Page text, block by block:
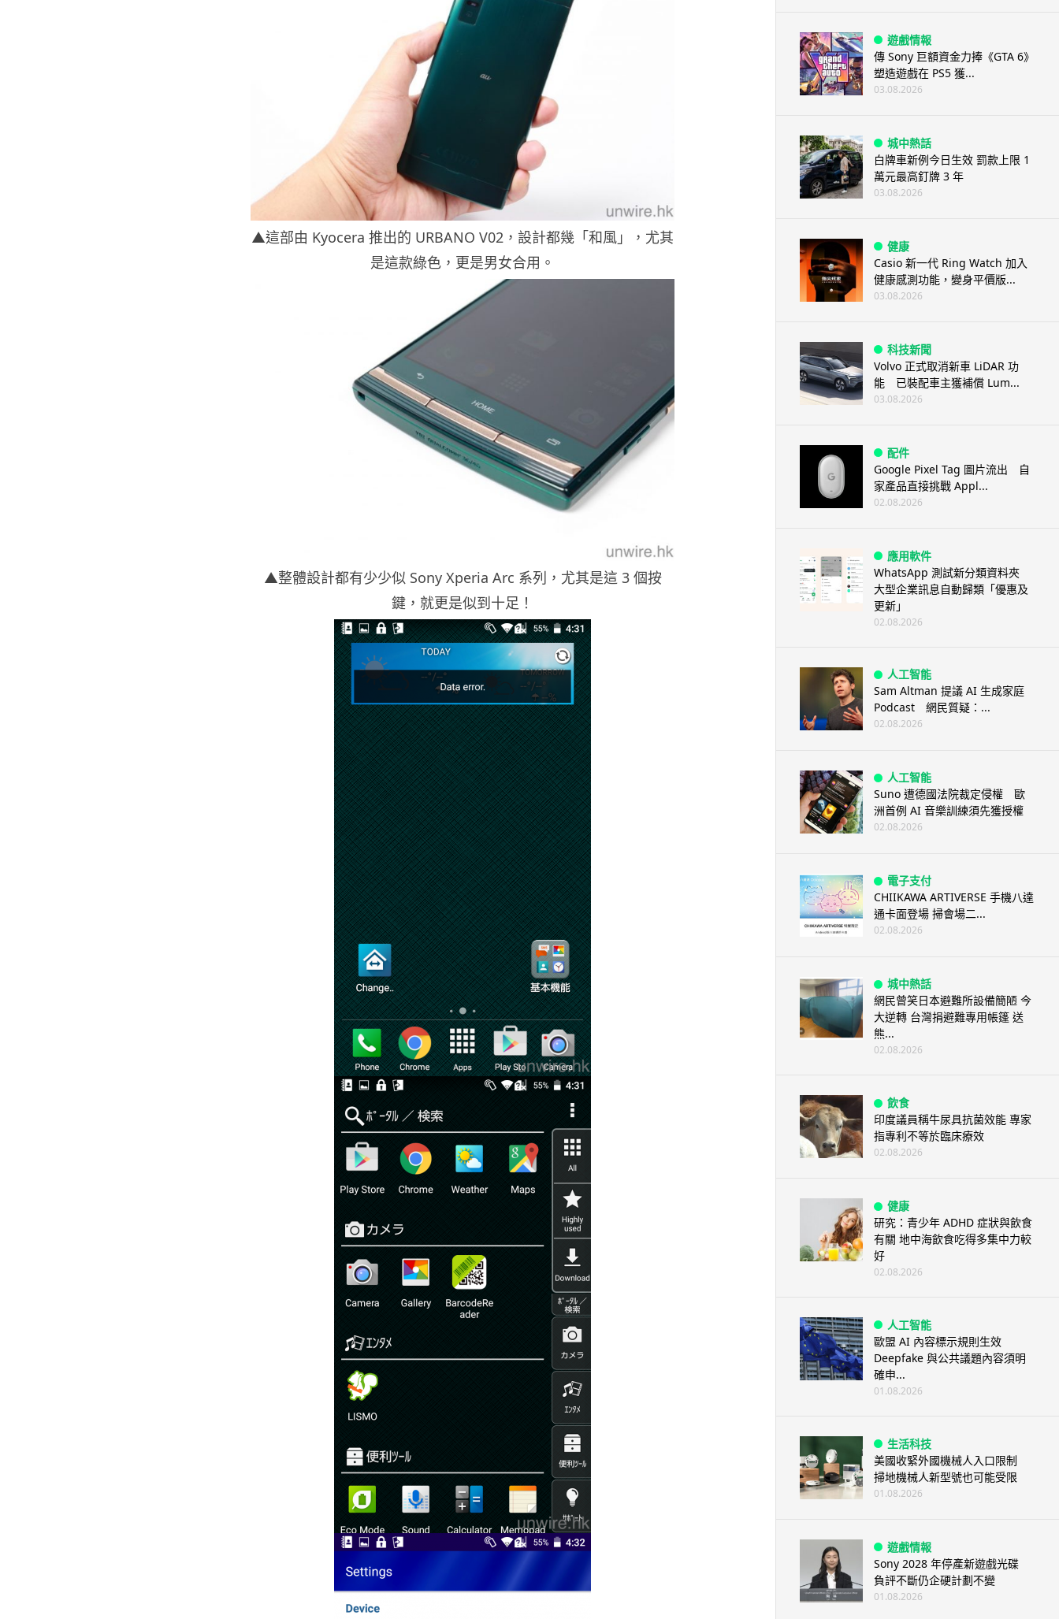
▲這部由 Kyocera 推出的 URBANO V02，設計都幾「和風」，尤其
是這款綠色，更是男女合用。
▲整體設計都有少少似 Sony Xperia Arc 系列，尤其是這 3 個按
鍵，就更是似到十足！
遊戲情報
傳 Sony 巨額資金力捧《GTA 6》
塑造遊戲在 PS5 獲...
03.08.2026
城中熱話
白牌車新例今日生效 罰款上限 1
萬元最高釘牌 3 年
03.08.2026
健康
Casio 新一代 Ring Watch 加入
健康感測功能，變身平價版...
03.08.2026
科技新聞
Volvo 正式取消新車 LiDAR 功
能 已裝配車主獲補償 Lum...
03.08.2026
配件
Google Pixel Tag 圖片流出 自
家產品直接挑戰 Appl...
02.08.2026
應用軟件
WhatsApp 測試新分類資料夾
大型企業訊息自動歸類「優惠及
更新」
02.08.2026
人工智能
Sam Altman 提議 AI 生成家庭
Podcast 網民質疑：...
02.08.2026
人工智能
Suno 遭德國法院裁定侵權 歐
洲首例 AI 音樂訓練須先獲授權
02.08.2026
電子支付
CHIIKAWA ARTIVERSE 手機八達
通卡面登場 掃會場二...
02.08.2026
城中熱話
網民曾笑日本避難所設備簡陋 今
大逆轉 台灣捐避難專用帳篷 送
熊...
02.08.2026
飲食
印度議員稱牛尿具抗菌效能 專家
指專利不等於臨床療效
02.08.2026
健康
研究：青少年 ADHD 症狀與飲食
有關 地中海飲食吃得多集中力較
好
02.08.2026
人工智能
歐盟 AI 內容標示規則生效
Deepfake 與公共議題內容須明
確申...
01.08.2026
生活科技
美國收緊外國機械人入口限制
掃地機械人新型號也可能受限
01.08.2026
遊戲情報
Sony 2028 年停產新遊戲光碟
負評不斷仍企硬計劃不變
01.08.2026